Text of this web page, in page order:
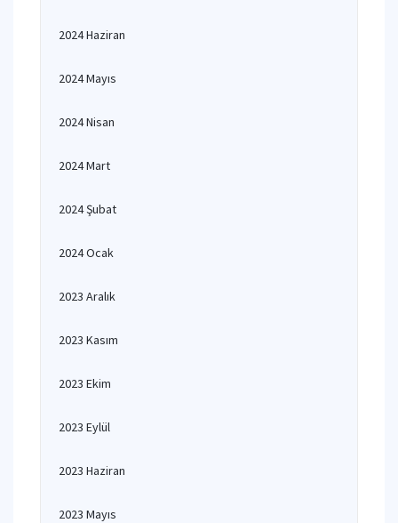
2024 Haziran
2024 Mayıs
2024 Nisan
2024 Mart
2024 Şubat
2024 Ocak
2023 Aralık
2023 Kasım
2023 Ekim
2023 Eylül
2023 Haziran
2023 Mayıs